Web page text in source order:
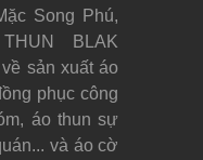
Song Phú,
BLAK
sản xuất áo
phục công
áo thun sự
và áo cờ